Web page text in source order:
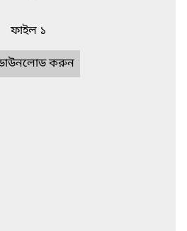
ফাইল ১
করুন